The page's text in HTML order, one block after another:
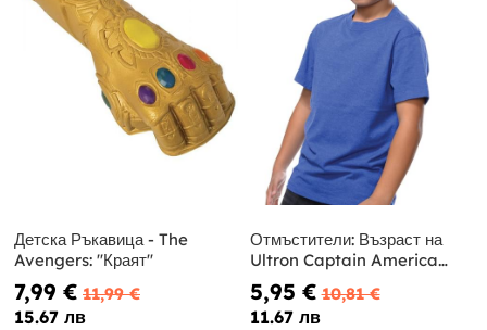
Детска Ръкавица - The
Avengers: ''Краят''
7,99 € 11,99 €
15.67 лв
Отмъстители: Възраст на
Ultron Captain America
очила за дете
5,95 € 10,81 €
11.67 лв